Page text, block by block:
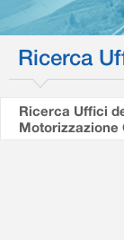
Ricerca
Ricerca Uffici
Motorizzazione